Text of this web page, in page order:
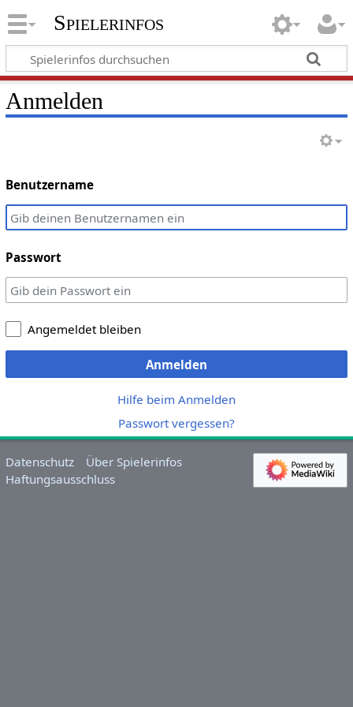
Spielerinfos
Anmelden
Benutzername
Passwort
Angemeldet bleiben
Anmelden
Hilfe beim Anmelden
Passwort vergessen?
Datenschutz
Über Spielerinfos
Haftungsausschluss